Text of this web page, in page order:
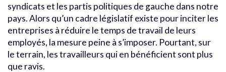
syndicats et les partis politiques de gauche dans notre
pays. Alors qu’un cadre législatif existe pour inciter les
entreprises à réduire le temps de travail de leurs
employés, la mesure peine à s’imposer. Pourtant, sur
le terrain, les travailleurs qui en bénéficient sont plus
que ravis.